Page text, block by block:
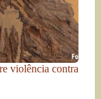
violência contra